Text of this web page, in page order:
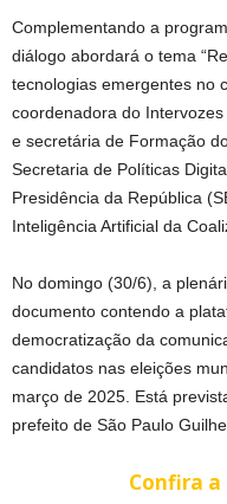
Complementando a
diálogo abordará o tema
tecnologias emergentes no
coordenadora do
e secretária de Formação
Secretaria de Políticas
Presidência da República
Inteligência Artificial da
No domingo (30/6), a
documento contendo a
democratização da
candidatos nas eleições
março de 2025. Está
prefeito de São Paulo
Confira